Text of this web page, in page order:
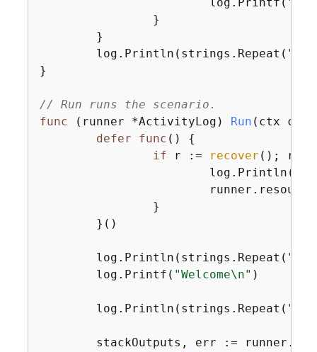
	log.Println(strings.Repeat(
"-"
}
// Run runs the scenario.
func
(runner *ActivityLog) Run (ctx
defer
func ()
{
if r := recover (); r
			log.Println(
	log.Println(strings.Repeat(
"-"
	log.Printf(
"Welcome\n" )
	log.Println(strings.Repeat(
"-"